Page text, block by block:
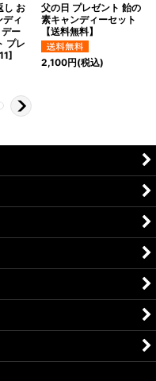
し お
ィ
ー
プレ
]
父の日 プレゼント 飴の
素キャンディーセット
【送料無料】
2,100円(税込)